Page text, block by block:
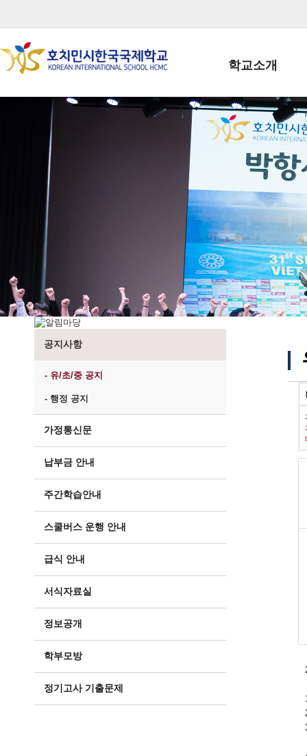
학교소개
학교장인사말
학생회장인사말
학교상징
학교 CI
교직원현황
학생현황
위치/전화
전경사진
공지사항
- 유/초/중 공지
- 행정 공지
가정통신문
납부금 안내
주간학습안내
스쿨버스 운행 안내
급식 안내
서식자료실
정보공개
학부모방
정기고사 기출문제